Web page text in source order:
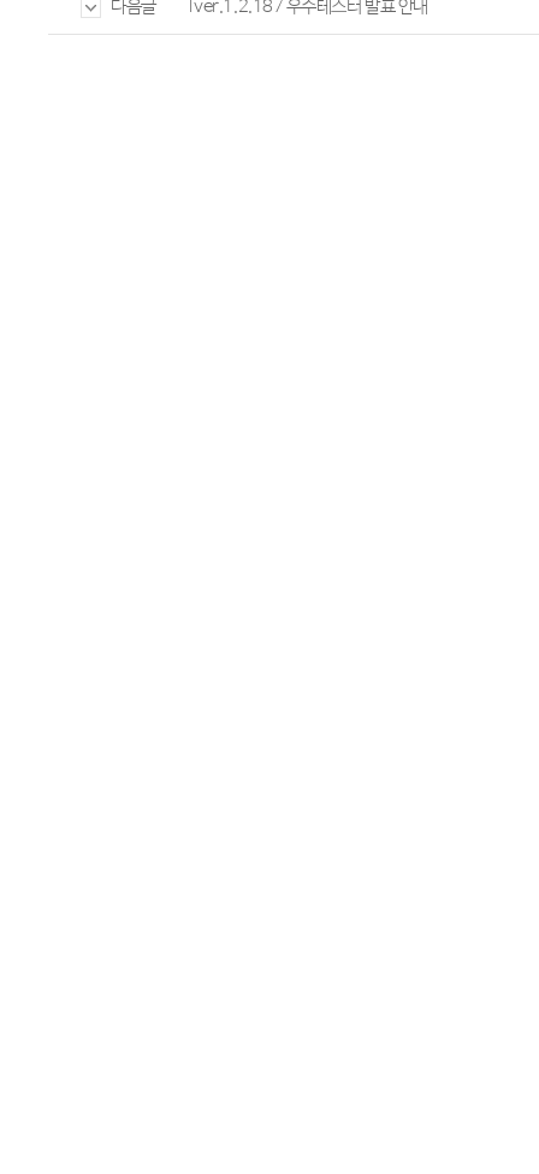
다음글 Tver.1.2.187 우수테스터 발표 안내